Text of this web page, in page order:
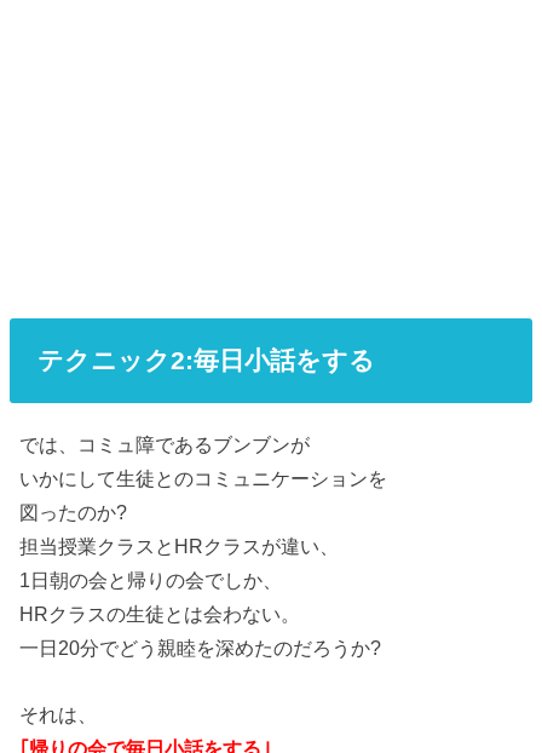
テクニック2:毎日小話をする
では、コミュ障であるブンブンが
いかにして生徒とのコミュニケーションを
図ったのか?
担当授業クラスとHRクラスが違い、
1日朝の会と帰りの会でしか、
HRクラスの生徒とは会わない。
一日20分でどう親睦を深めたのだろうか?
それは、
｢帰りの会で毎日小話をする｣